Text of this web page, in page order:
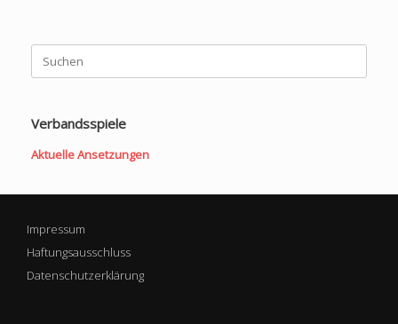
Suchen
nach:
Verbandsspiele
Aktuelle Ansetzungen
Impressum
Haftungsausschluss
Datenschutzerklärung